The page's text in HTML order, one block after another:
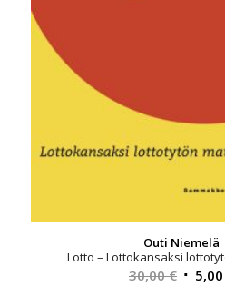
Outi Niemelä
Lotto – Lottokansaksi
30,00€ 5,00